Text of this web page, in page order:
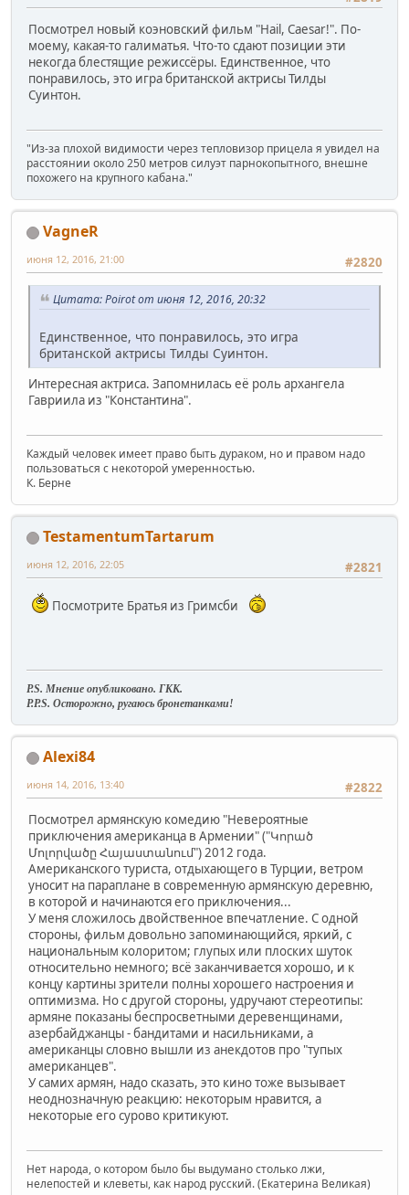
Посмотрел новый коэновский фильм "Hail, Caesar!". По-
моему, какая-то галиматья. Что-то сдают позиции эти
некогда блестящие режиссёры. Единственное, что
понравилось, это игра британской актрисы Тилды
Суинтон.
"Из-за плохой видимости через тепловизор прицела я увидел на
расстоянии около 250 метров силуэт парнокопытного, внешне
похожего на крупного кабана."
VagneR
#2820
июня 12, 2016, 21:00
Цитата: Poirot от июня 12, 2016, 20:32
Единственное, что понравилось, это игра
британской актрисы Тилды Суинтон.
Интересная актриса. Запомнилась её роль архангела
Гавриила из "Константина".
Каждый человек имеет право быть дураком, но и правом надо
пользоваться с некоторой умеренностью.
К. Берне
TestamentumTartarum
#2821
июня 12, 2016, 22:05
Посмотрите Братья из Гримсби
P.S. Мнение опубликовано. ГКК.
P.P.S. Осторожно, ругаюсь бронетанками!
Alexi84
#2822
июня 14, 2016, 13:40
Посмотрел армянскую комедию "Невероятные
приключения американца в Армении" ("Կորած
Մոլորվածը Հայաստանում") 2012 года.
Американского туриста, отдыхающего в Турции, ветром
уносит на параплане в современную армянскую деревню,
в которой и начинаются его приключения...
У меня сложилось двойственное впечатление. С одной
стороны, фильм довольно запоминающийся, яркий, с
национальным колоритом; глупых или плоских шуток
относительно немного; всё заканчивается хорошо, и к
концу картины зрители полны хорошего настроения и
оптимизма. Но с другой стороны, удручают стереотипы:
армяне показаны беспросветными деревенщинами,
азербайджанцы - бандитами и насильниками, а
американцы словно вышли из анекдотов про "тупых
американцев".
У самих армян, надо сказать, это кино тоже вызывает
неоднозначную реакцию: некоторым нравится, а
некоторые его сурово критикуют.
Нет народа, о котором было бы выдумано столько лжи,
нелепостей и клеветы, как народ русский. (Екатерина Великая)